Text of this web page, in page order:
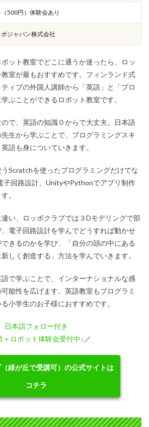
500円）体験会あり
ボジャパン株式会社
ット教室でどこに通うか迷ったら、ロッ
室が最もおすすめです。フィンランド式
ィブの外国人講師から「英語」と「プロ
ぶことができるロボット教室です。
で、英語の知識０からで大丈夫。日本語
生から学ぶことで、プログラミングスキ
語も身についていきます。
Scratchを使ったプログラミングだけでな
子回路設計、UnityやPythonでアプリ制作
。
い、ロッボクラブでは３Dモデリングで部
電子回路設計を学んでどうすれば動かせ
きるのかを学び、「自分の頭の中にある
しく創造する」方法を学んでいきます。
で学ぶことで、インターナショナルな感
能性を広げます。英語教室もプログラミ
小学生のお子様におすすめです。
日本語フォロー付き
＋ロボット体験会受付中↓ ／
緑が丘で受講可）の公式サイトは
コチラ